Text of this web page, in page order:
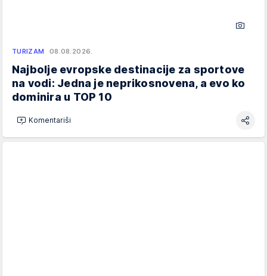
TURIZAM 08.08.2026.
Najbolje evropske destinacije za sportove
na vodi: Jedna je neprikosnovena, a evo ko
dominira u TOP 10
Komentariši